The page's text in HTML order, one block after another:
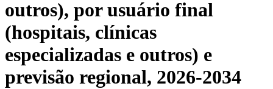
outros), por usuário final
(hospitais, clínicas
especializadas e outros) e
previsão regional, 2026-2034